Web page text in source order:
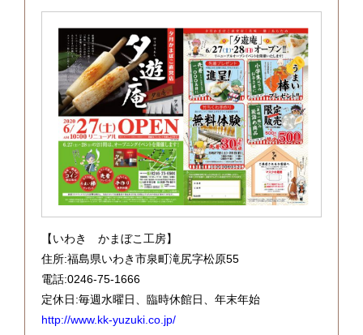
【いわき かまぼこ工房】
住所:福島県いわき市泉町滝尻字松原55
電話:0246-75-1666
定休日:毎週水曜日、臨時休館日、年末年始
http://www.kk-yuzuki.co.jp/